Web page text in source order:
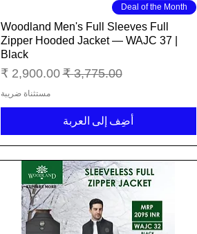
العرض السريعDeal of the Month
Woodland Men's Full Sleeves Full
Zipper Hooded Jacket — WAJC 37 |
Black
سعر عادي‏3,775.00 ₹ سعر البيع‏2,900.00 ₹
مستثناة ضريبة
أضِف إلى العربة